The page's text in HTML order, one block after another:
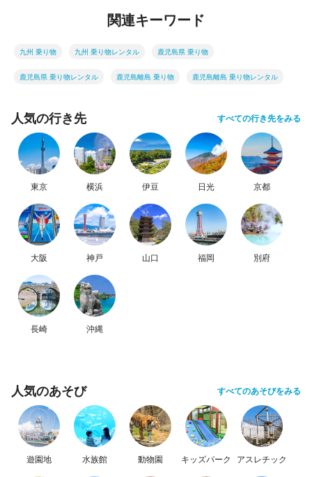
関連キーワード
九州 乗り物 九州 乗り物レンタル 鹿児島県 乗り物
鹿児島県 乗り物レンタル 鹿児島離島 乗り物 鹿児島離島 乗り物レンタル
人気の行き先 すべての行き先をみる
東京 横浜 伊豆 日光 京都
大阪 神戸 山口 福岡 別府
長崎 沖縄
人気のあそび すべてのあそびをみる
遊園地 水族館 動物園 キッズパーク アスレチック